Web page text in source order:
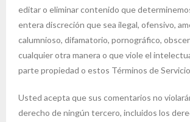
editar o eliminar contenido que
entera discreción que sea ilegal, ofensivo,
calumnioso, difamatorio, pornográfico,
cualquier otra manera o que viole el
parte propiedad o estos Términos de
Usted acepta que sus comentarios no
derecho de ningún tercero, incluidos los